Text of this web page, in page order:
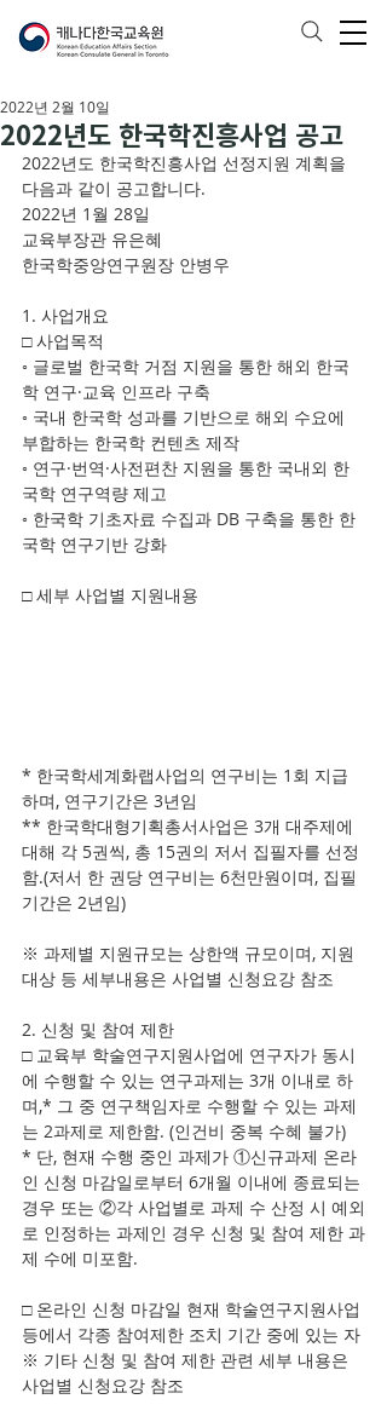
2022년도 한국학진흥사업 공고
2022년 2월 10일
2022년도 한국학진흥사업 선정지원 계획을
다음과 같이 공고합니다.
2022년 1월 28일
교육부장관 유은혜
한국학중앙연구원장 안병우
1. 사업개요
□ 사업목적
◦ 글로벌 한국학 거점 지원을 통한 해외 한국
학 연구·교육 인프라 구축
◦ 국내 한국학 성과를 기반으로 해외 수요에
부합하는 한국학 컨텐츠 제작
◦ 연구·번역·사전편찬 지원을 통한 국내외 한
국학 연구역량 제고
◦ 한국학 기초자료 수집과 DB 구축을 통한 한
국학 연구기반 강화
□ 세부 사업별 지원내용
* 한국학세계화랩사업의 연구비는 1회 지급
하며, 연구기간은 3년임
** 한국학대형기획총서사업은 3개 대주제에
대해 각 5권씩, 총 15권의 저서 집필자를 선정
함.(저서 한 권당 연구비는 6천만원이며, 집필
기간은 2년임)
※ 과제별 지원규모는 상한액 규모이며, 지원
대상 등 세부내용은 사업별 신청요강 참조
2. 신청 및 참여 제한
□ 교육부 학술연구지원사업에 연구자가 동시
에 수행할 수 있는 연구과제는 3개 이내로 하
며,* 그 중 연구책임자로 수행할 수 있는 과제
는 2과제로 제한함. (인건비 중복 수혜 불가)
* 단, 현재 수행 중인 과제가 ①신규과제 온라
인 신청 마감일로부터 6개월 이내에 종료되는
경우 또는 ②각 사업별로 과제 수 산정 시 예외
로 인정하는 과제인 경우 신청 및 참여 제한 과
제 수에 미포함.
□ 온라인 신청 마감일 현재 학술연구지원사업
등에서 각종 참여제한 조치 기간 중에 있는 자
※ 기타 신청 및 참여 제한 관련 세부 내용은
사업별 신청요강 참조